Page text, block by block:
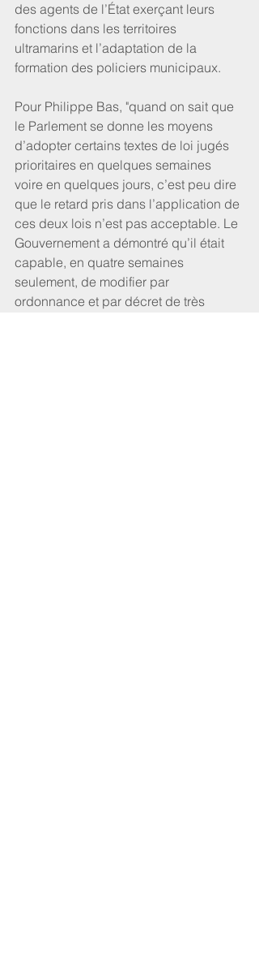
des agents de l’État exerçant leurs
fonctions dans les territoires
ultramarins et l’adaptation de la
formation des policiers municipaux.
Pour Philippe Bas, "quand on sait que
le Parlement se donne les moyens
d’adopter certains textes de loi jugés
prioritaires en quelques semaines
voire en quelques jours, c’est peu dire
que le retard pris dans l’application de
ces deux lois n’est pas acceptable. Le
Gouvernement a démontré qu’il était
capable, en quatre semaines
seulement, de modifier par
ordonnance et par décret de très